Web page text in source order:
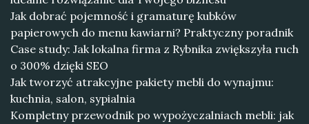
Jak dobrać pojemność i gramaturę kubków
papierowych do menu kawiarni? Praktyczny poradnik
Case study: Jak lokalna firma z Rybnika zwiększyła ruch
o 300% dzięki SEO
Jak tworzyć atrakcyjne pakiety mebli do wynajmu:
kuchnia, salon, sypialnia
Kompletny przewodnik po wypożyczalniach mebli: jak